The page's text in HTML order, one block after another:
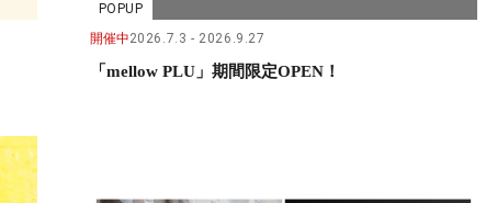
POPUP
開催中2026.7.3 2026.9.27
「mellow PLU」期間限定OPEN！